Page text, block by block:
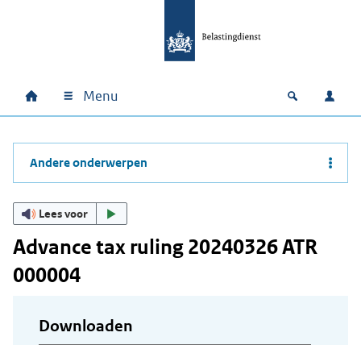
Hoofdnavigatie
Home Menu Open
Andere onderwerpen
Lees voor
Advance tax ruling 20240326 ATR
000004
Downloaden